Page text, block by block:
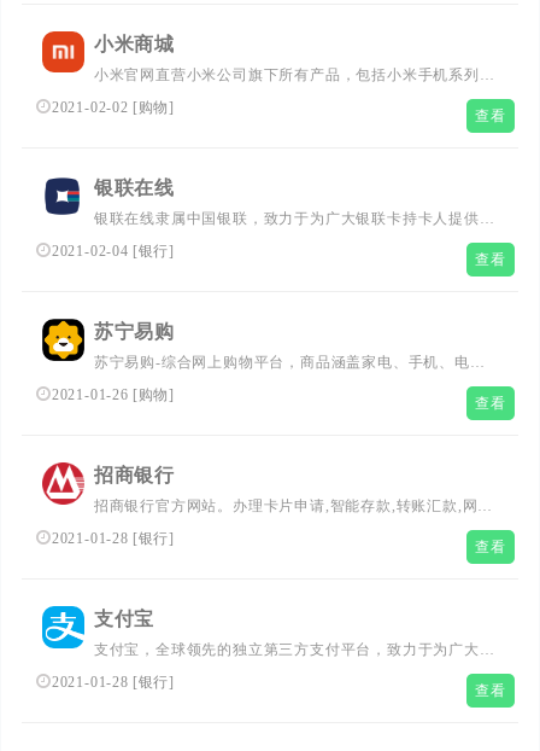
小米商城
小米官网直营小米公司旗下所有产品，包括小米手机系列小
米11 、小米10 Pro、小米MIX Alpha，Redmi 红米系列
Redmi Note 9、Redmi K30，小米电视、笔记本、米家智能
2021-02-02 [购物] 查看
银联在线
银联在线隶属中国银联，致力于为广大银联卡持卡人提供安
全、便捷、高效的网上手机充值缴费，网上信用卡还款，网
上交水电煤费，便民缴费及公共事业缴费等网上缴费服务...
2021-02-04 [银行] 查看
苏宁易购
苏宁易购-综合网上购物平台，商品涵盖家电、手机、电
脑、超市、母婴、服装、百货、海外购等品类。送货更准
时、价格更超值、上新货更快，正品行货、全国联保、可门
2021-01-26 [购物] 查看
招商银行
招商银行官方网站。办理卡片申请,智能存款,转账汇款,网上
支付,投资理财,贷款消费,信用卡还款,生活缴费,外汇买卖,实
时利率,汇率查询,公司理财,企业贷款等业务,享受一站式综
2021-01-28 [银行] 查看
支付宝
支付宝，全球领先的独立第三方支付平台，致力于为广大用
户提供安全快速的电子支付/网上支付/安全支付/手机支付体
验，及转账收款/水电煤缴费/信用卡还款/AA收款等生活服
2021-01-28 [银行] 查看